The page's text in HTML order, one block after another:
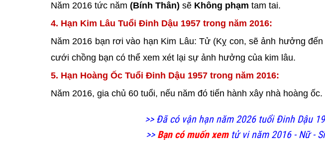
Năm 2016 tức năm (Bính Thân) sẽ Không phạm tam tai.
4. Hạn Kim Lâu Tuổi Đinh Dậu 1957 trong năm 2016:
Năm 2016 bạn rơi vào hạn Kim Lâu: Tử (Kỵ con, sẽ ảnh hưởng
cưới chồng bạn có thể xem xét lại sự ảnh hưởng của kim lâu.
5. Hạn Hoàng Ốc Tuổi Đinh Dậu 1957 trong năm 2016:
Năm 2016, gia chủ 60 tuổi, nếu năm đó tiến hành xây nhà hoàng ốc.
>> Đã có vận hạn năm 2026 tuổi Đinh Dậu
>> Bạn có muốn xemtử vi năm 2016 - Nữ -